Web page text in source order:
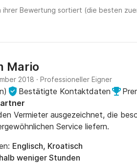
ihrer Bewertung sortiert (die besten
Mario
2018 · Professioneller Eigner
) Bestätigte Kontaktdaten
Vermieter ausgezeichnet, die
Service liefern.
Englisch, Kroatisch
weniger Stunden